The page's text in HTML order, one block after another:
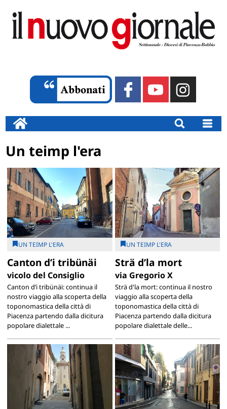
Un teimp l'era
UN TEIMP L'ERA
Canton d’i tribünäi
vicolo del Consiglio
Canton d’i tribünäi: continua il
nostro viaggio alla scoperta della
toponomastica della città di
Piacenza partendo dalla dicitura
popolare dialettale ...
UN TEIMP L'ERA
Strä d’la mort
via Gregorio X
Strä d'la mort: continua il nostro
viaggio alla scoperta della
toponomastica della città di
Piacenza partendo dalla dicitura
popolare dialettale delle...